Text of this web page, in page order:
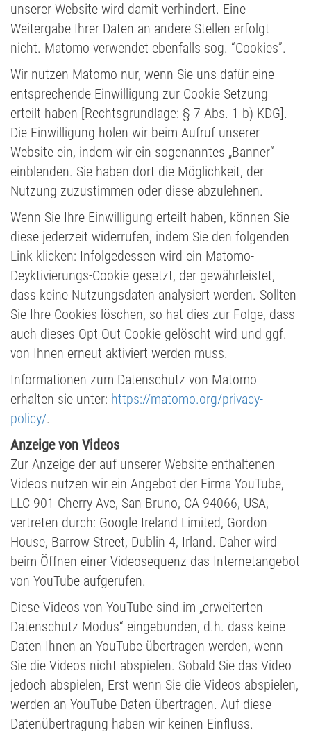
unserer Website wird damit verhindert. Eine
Weitergabe Ihrer Daten an andere Stellen erfolgt
nicht. Matomo verwendet ebenfalls sog. “Cookies”.
Wir nutzen Matomo nur, wenn Sie uns dafür eine
entsprechende Einwilligung zur Cookie-Setzung
erteilt haben [Rechtsgrundlage: § 7 Abs. 1 b) KDG].
Die Einwilligung holen wir beim Aufruf unserer
Website ein, indem wir ein sogenanntes „Banner“
einblenden. Sie haben dort die Möglichkeit, der
Nutzung zuzustimmen oder diese abzulehnen.
Wenn Sie Ihre Einwilligung erteilt haben, können Sie
diese jederzeit widerrufen, indem Sie den folgenden
Link klicken: Infolgedessen wird ein Matomo-
Deyktivierungs-Cookie gesetzt, der gewährleistet,
dass keine Nutzungsdaten analysiert werden. Sollten
Sie Ihre Cookies löschen, so hat dies zur Folge, dass
auch dieses Opt-Out-Cookie gelöscht wird und ggf.
von Ihnen erneut aktiviert werden muss.
Informationen zum Datenschutz von Matomo
erhalten sie unter: https://matomo.org/privacy-
policy/.
Anzeige von Videos
Zur Anzeige der auf unserer Website enthaltenen
Videos nutzen wir ein Angebot der Firma YouTube,
LLC 901 Cherry Ave, San Bruno, CA 94066, USA,
vertreten durch: Google Ireland Limited, Gordon
House, Barrow Street, Dublin 4, Irland. Daher wird
beim Öffnen einer Videosequenz das Internetangebot
von YouTube aufgerufen.
Diese Videos von YouTube sind im „erweiterten
Datenschutz-Modus“ eingebunden, d.h. dass keine
Daten Ihnen an YouTube übertragen werden, wenn
Sie die Videos nicht abspielen. Sobald Sie das Video
jedoch abspielen, Erst wenn Sie die Videos abspielen,
werden an YouTube Daten übertragen. Auf diese
Datenübertragung haben wir keinen Einfluss.